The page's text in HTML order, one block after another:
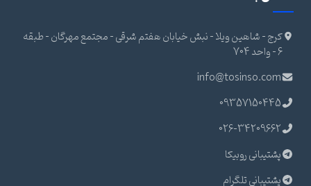
کرج - شاهین ویلا - نبش خیابان هفتم شرقی - مجتمع مهرگان - طبقه
6 - واحد 704
info@tosinso.com
09357150445
026-34209662
پشتیبانی روبیکا
پشتیبانی تلگرام